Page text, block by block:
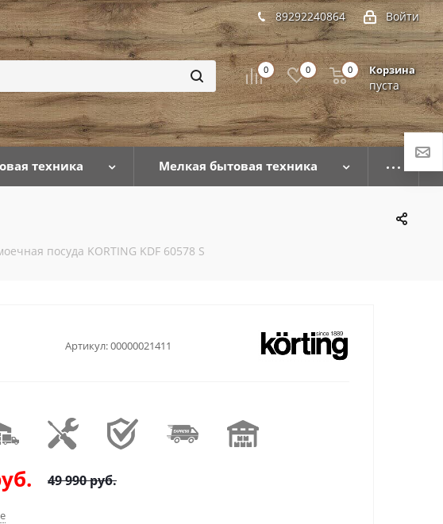
Войти
89292240864
0 0 Корзина
пуста
0
техника Мелкая бытовая техника
посуда KORTING KDF 60578 S
Артикул:00000021411
49 990руб.